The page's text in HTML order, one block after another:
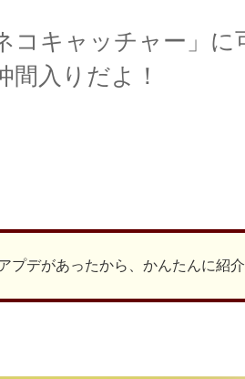
コキャッチャー」に
間入りだよ！
プデがあったから、かんたんに紹